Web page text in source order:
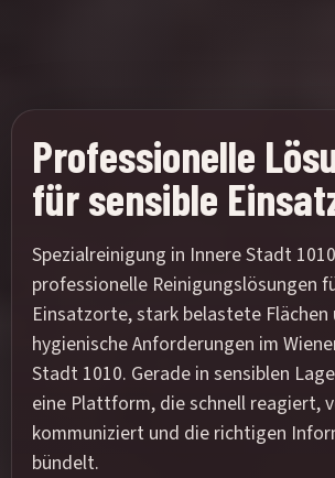
Professionelle
für sensible
Spezialreinigung in Innere Stadt
professionelle Reinigungslösungen
Einsatzorte, stark belastete Flächen
hygienische Anforderungen im
Stadt 1010. Gerade in sensiblen
eine Plattform, die schnell reagiert,
kommuniziert und die richtigen
bündelt.